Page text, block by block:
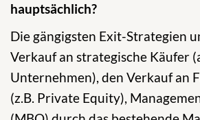
hauptsächlich?
Die gängigsten Exit-Strategien
Verkauf an strategische Käufer
Unternehmen), den Verkauf an
(z.B. Private Equity),